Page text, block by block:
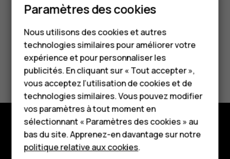
Smartphones
Téléphones classiques
HMD Terra M
Pour les entreprises
Tablettes
Boutique
Mon compte
Avez-vous trouvé cela utile?
Oui Non
Boutique
Paramètres des cookies
Nous utilisons des cookies et autres
technologies similaires pour améliorer votre
expérience et pour personnaliser les
publicités. En cliquant sur « Tout accepter »,
vous acceptez l’utilisation de cookies et de
technologies similaires. Vous pouvez modifier
vos paramètres à tout moment en
sélectionnant « Paramètres des cookies » au
bas du site. Apprenez-en davantage sur notre
politique relative aux cookies.